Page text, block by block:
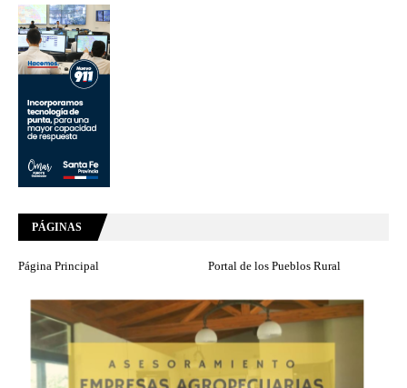
PÁGINAS
Página Principal Portal de los Pueblos Rural